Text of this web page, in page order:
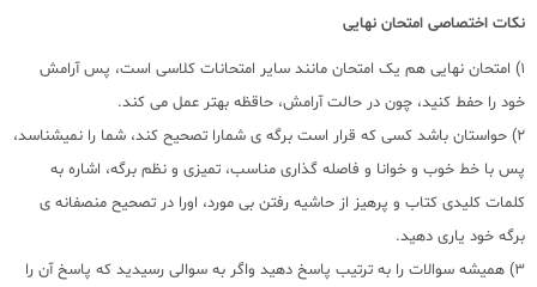
نکات اختصاصی امتحان نهایی
1) امتحان نهایی هم یک امتحان مانند سایر امتحانات کلاسی است، پس آرامش
خود را حفط کنید، چون در حالت آرامش، حاقظه بهتر عمل می کند.
2) حواستان باشد کسی که قرار است برگه ی شمارا تصحیح کند، شما را نمیشناسد،
پس با خط خوب و خوانا و فاصله گذاری مناسب، تمیزی و نظم برگه، اشاره به
کلمات کلیدی کتاب و پرهیز از حاشیه رفتن بی مورد، اورا در تصحیح منصفانه ی
برگه خود یاری دهید.
3) همیشه سوالات را به ترتیب پاسخ دهید واگر به سوالی رسیدید که پاسخ آن را